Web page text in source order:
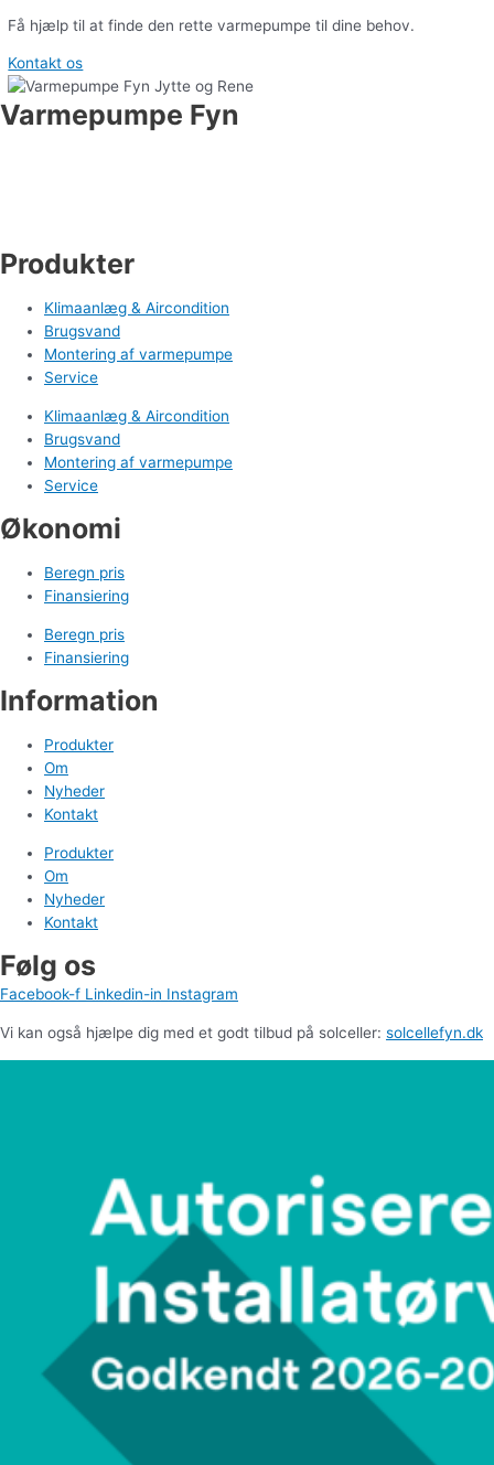
Få hjælp til at finde den rette varmepumpe til dine behov.
Kontakt os
Varmepumpe Fyn
Produkter
Klimaanlæg & Aircondition
Brugsvand
Montering af varmepumpe
Service
Klimaanlæg & Aircondition
Brugsvand
Montering af varmepumpe
Service
Økonomi
Beregn pris
Finansiering
Beregn pris
Finansiering
Information
Produkter
Om
Nyheder
Kontakt
Produkter
Om
Nyheder
Kontakt
Følg os
Facebook-f Linkedin-in Instagram
Vi kan også hjælpe dig med et godt tilbud på solceller: solcellefyn.dk